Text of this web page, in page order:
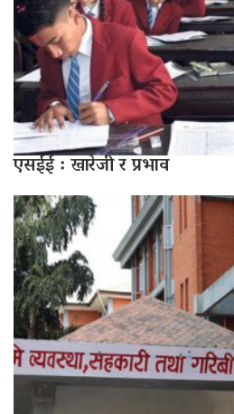
एसईई : खारेजी र प्रभाव